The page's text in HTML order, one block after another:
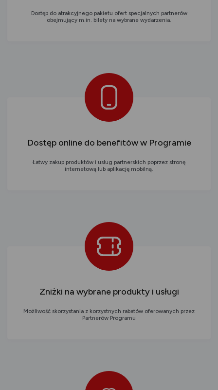
Dostęp do atrakcyjnego pakietu ofert specjalnych partnerów
obejmujący m.in. bilety na wybrane wydarzenia.
Dostęp online do benefitów w Programie
Łatwy zakup produktów i usług partnerskich poprzez stronę
internetową lub aplikację mobilną.
Zniżki na wybrane produkty i usługi
Możliwość skorzystania z korzystnych rabatów oferowanych przez
Partnerów Programu